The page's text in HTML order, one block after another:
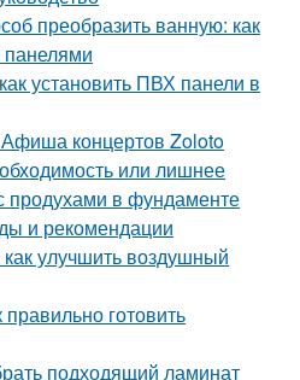
преобразить ванную: как
установить ПВХ панели в
концертов Zoloto
или лишнее
продухами в фундаменте
и рекомендации
улучшить воздушный
готовить
подходящий ламинат